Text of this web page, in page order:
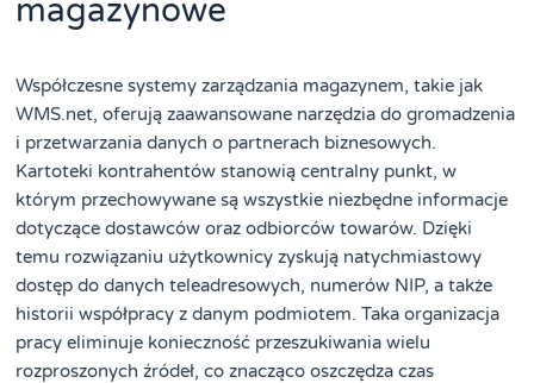
magazynowe
Współczesne systemy zarządzania magazynem, takie jak
WMS.net, oferują zaawansowane narzędzia do gromadzenia
i przetwarzania danych o partnerach biznesowych.
Kartoteki kontrahentów stanowią centralny punkt, w
którym przechowywane są wszystkie niezbędne informacje
dotyczące dostawców oraz odbiorców towarów. Dzięki
temu rozwiązaniu użytkownicy zyskują natychmiastowy
dostęp do danych teleadresowych, numerów NIP, a także
historii współpracy z danym podmiotem. Taka organizacja
pracy eliminuje konieczność przeszukiwania wielu
rozproszonych źródeł, co znacząco oszczędza czas